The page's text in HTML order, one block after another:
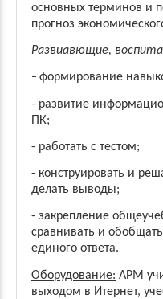
основных терминов и
прогноз
Развиавющие,
– формирование
- развитие
ПК;
- работать с тестом;
- конструировать и
делать выводы;
- закрепление
сравнивать и
единого ответа.
Оборудование: АРМ
выходом в Итернет,